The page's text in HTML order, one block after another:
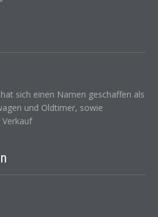
sich einen Namen geschaffen als
und Oldtimer, sowie